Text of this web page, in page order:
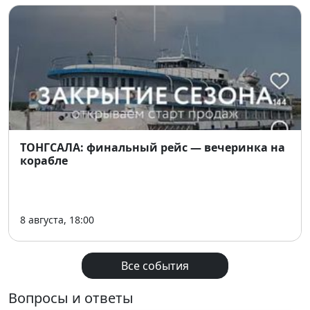
ТОНГСАЛА: финальный рейс — вечеринка на
корабле
8 августа, 18:00
Все события
Вопросы и ответы